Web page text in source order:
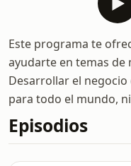
Este programa te
ayudarte en temas de
Desarrollar el negocio
para todo el mundo,
Episodios